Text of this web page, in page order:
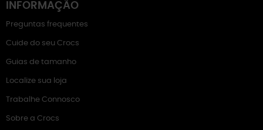
INFORMAÇÃO
Preguntas frequentes
Cuide do seu Crocs
Guias de tamanho
Localize sua loja
Trabalhe Connosco
Sobre a Crocs